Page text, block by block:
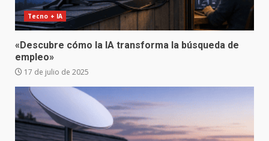
Tecno + IA
«Descubre cómo la IA transforma la búsqueda de
empleo»
17 de julio de 2025